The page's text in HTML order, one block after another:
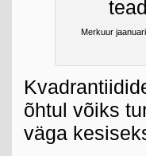
Merkuur
õhtul võiks
väga